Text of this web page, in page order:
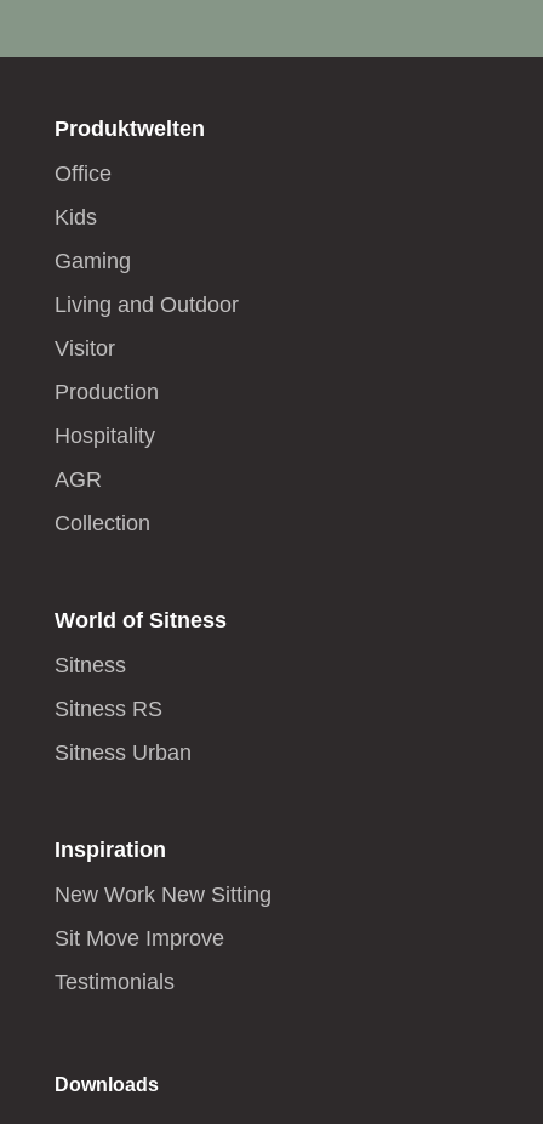
Produktwelten
Office
Kids
Gaming
Living and Outdoor
Visitor
Production
Hospitality
AGR
Collection
World of Sitness
Sitness
Sitness RS
Sitness Urban
Inspiration
New Work New Sitting
Sit Move Improve
Testimonials
Downloads